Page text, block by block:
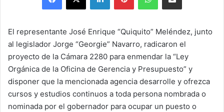
El representante José Enrique “Quiquito” Meléndez, junto
al legislador Jorge “Georgie” Navarro, radicaron el
proyecto de la Cámara 2280 para enmendar la “Ley
Orgánica de la Oficina de Gerencia y Presupuesto” y
disponer que la mencionada agencia desarrolle y ofrezca
cursos y estudios continuos a toda persona nombrada o
nominada por el gobernador para ocupar un puesto o